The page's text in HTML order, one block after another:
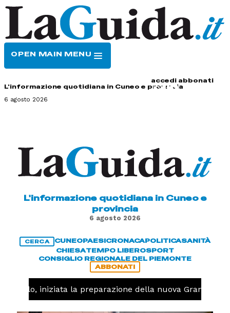
OPEN MAIN MENU
accedi abbonati
L'informazione quotidiana in Cuneo e provincia
6 agosto 2026
L'informazione quotidiana in Cuneo e
provincia
6 agosto 2026
CERCA CUNEOPAESICRONACAPOLITICASANITÀ
CHIESATEMPO LIBEROSPORT
CONSIGLIO REGIONALE DEL PIEMONTE
ABBONATI
iniziata la preparazione della nuova Granda Volley